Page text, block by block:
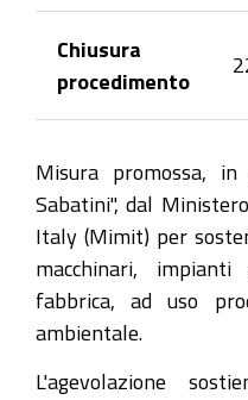
Chiusura
procedimento
Misura promossa,
Sabatini", dal
Italy (Mimit) per
macchinari,
fabbrica, ad uso
ambientale.
L'agevolazione